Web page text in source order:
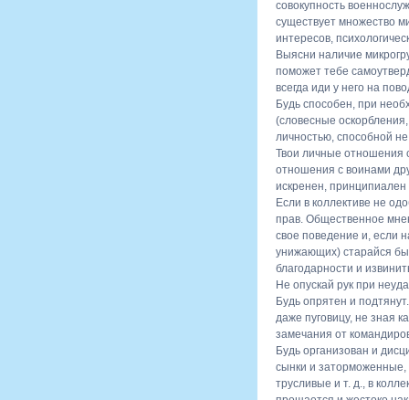
совокупность
существует множество
интересов,
Выясни наличие
поможет тебе
всегда иди у него на
Будь способен, при
(словесные
личностью, способной
Твои личные отношения
отношения с воинами
искренен, принципиален
Если в коллективе не
прав. Общественное
свое поведение и, если
унижающих) старайся
благодарности и
Не опускай рук при
Будь опрятен и
даже пуговицу, не зная
замечания от
Будь организован и
сынки и
трусливые и т. д., в